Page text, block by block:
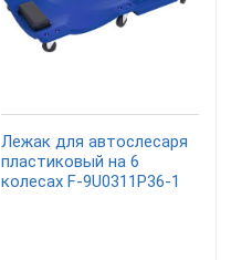
Лежак для автослесаря
пластиковый на 6
колесах F-9U0311P36-1